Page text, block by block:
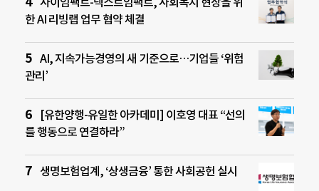
한 AI 리빙랩 업무 협약 체결
AI, 지속가능경영의 새 기준으로…기업들 ‘위험
관리’
[유한양행-유일한 아카데미] 이호영 대표 “선의
를 행동으로 연결하라”
생명보험업계, ‘상생금융’ 통한 사회공헌 실시